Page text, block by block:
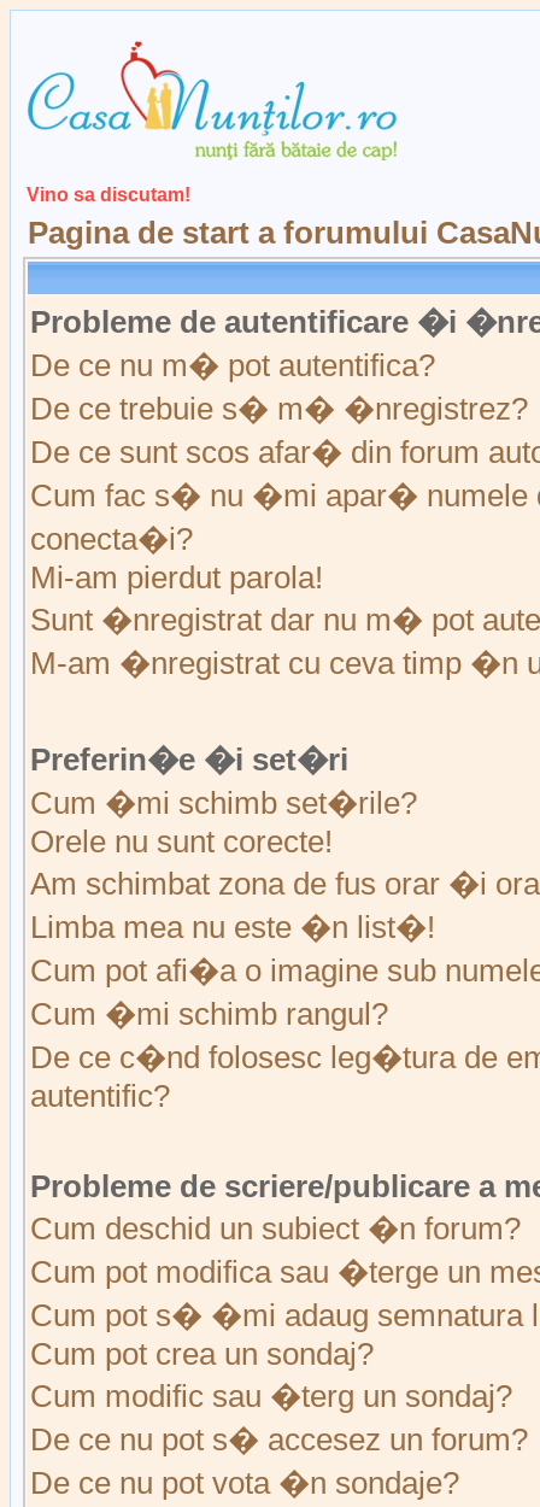
Vino sa discutam!
Pagina de start a forumului
Probleme de autentificare �i
De ce nu m� pot autentifica?
De ce trebuie s� m� �nregistrez?
De ce sunt scos afar� din forum
Cum fac s� nu �mi apar� numele
conecta�i?
Mi-am pierdut parola!
Sunt �nregistrat dar nu m� pot
M-am �nregistrat cu ceva timp �n
Preferin�e �i set�ri
Cum �mi schimb set�rile?
Orele nu sunt corecte!
Am schimbat zona de fus orar �i
Limba mea nu este �n list�!
Cum pot afi�a o imagine sub
Cum �mi schimb rangul?
De ce c�nd folosesc leg�tura de
autentific?
Probleme de scriere/publicare a
Cum deschid un subiect �n forum?
Cum pot modifica sau �terge un
Cum pot s� �mi adaug semnatura
Cum pot crea un sondaj?
Cum modific sau �terg un sondaj?
De ce nu pot s� accesez un forum?
De ce nu pot vota �n sondaje?